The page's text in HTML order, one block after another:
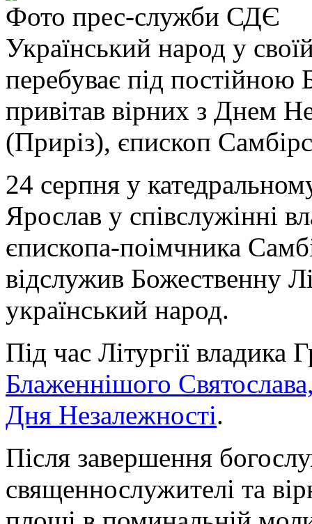
Фото прес-служби СДЄ
Український народ у
перебуває під
привітав вірних з Днем
(Приріз), єпископ
24 серпня у
Ярослав у співслужінні
єпископа-поімчника
відслужив Божественну
український народ.
Під час Літургії владика
Блаженнішого
Дня Незалежності.
Після завершення
священнослужителі та